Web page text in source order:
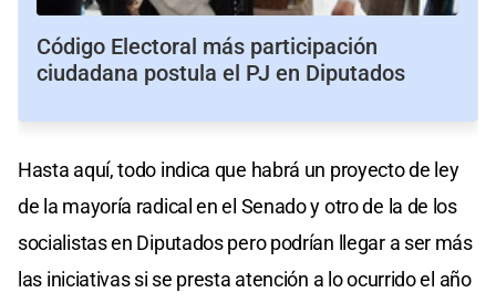
Código Electoral más participación
ciudadana postula el PJ en Diputados
Hasta aquí, todo indica que habrá un proyecto de ley
de la mayoría radical en el Senado y otro de la de los
socialistas en Diputados pero podrían llegar a ser más
las iniciativas si se presta atención a lo ocurrido el año